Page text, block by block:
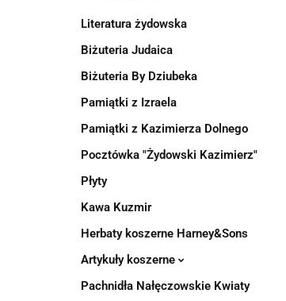
Literatura żydowska
Biżuteria Judaica
Biżuteria By Dziubeka
Pamiątki z Izraela
Pamiątki z Kazimierza Dolnego
Pocztówka "Żydowski Kazimierz"
Płyty
Kawa Kuzmir
Herbaty koszerne Harney&Sons
Artykuły koszerne
Pachnidła Nałęczowskie Kwiaty